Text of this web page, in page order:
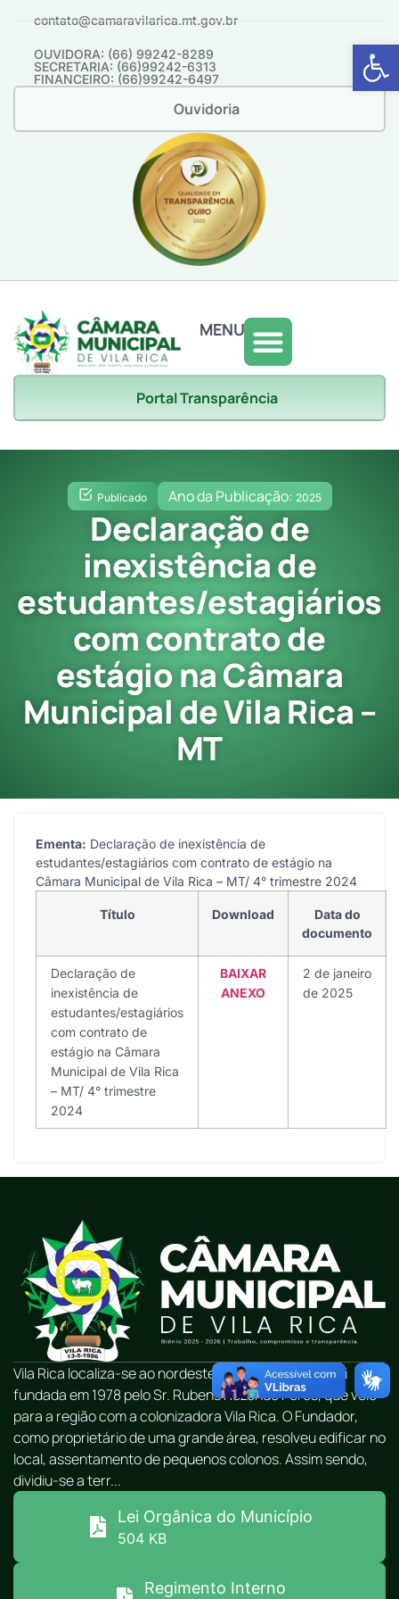
Abrir
contato@camaravilarica.mt.gov.br
OUVIDORA: (66) 99242-8289
SECRETARIA: (66)99242-6313
FINANCEIRO: (66)99242-6497
Ouvidoria
MENU
Portal Transparência
Publicado Ano da Publicação: 2025
Declaração de
inexistência de
estudantes/estagiários
com contrato de
estágio na Câmara
Municipal de Vila Rica –
MT
Ementa: Declaração de inexistência de
estudantes/estagiários com contrato de estágio na
Câmara Municipal de Vila Rica – MT/ 4° trimestre 2024
Título Download
Data do
documento
Declaração de
inexistência de
estudantes/estagiários
com contrato de
estágio na Câmara
Municipal de Vila Rica
– MT/ 4° trimestre
2024
BAIXAR
ANEXO
2 de janeiro
de 2025
Vila Rica localiza-se ao nordeste do Mato Grosso e foi
fundada em 1978 pelo Sr. Rubens Rezende Peres, que veio
para a região com a colonizadora Vila Rica. O Fundador,
como proprietário de uma grande área, resolveu edificar no
local, assentamento de pequenos colonos. Assim sendo,
dividiu-se a terr...
Lei Orgânica do Município
504 KB
Regimento Interno